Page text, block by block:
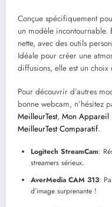
Conçue spécifiquement
un modèle
nette, avec des outils
Idéale pour créer une
diffusions, elle est un
Pour découvrir d’autres
bonne webcam, n’hésitez
MeilleurTest, Mon Appareil
MeilleurTest Comparatif.
Logitech StreamCam:
streamers sérieux.
AverMedia CAM 313:
d’image surprenante !